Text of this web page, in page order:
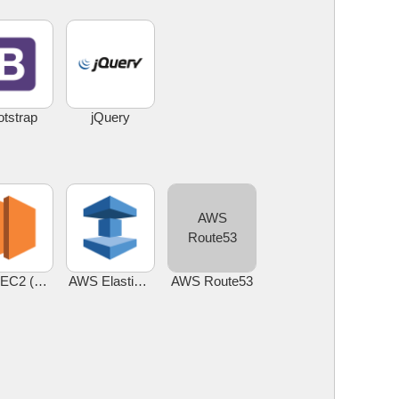
jQuery
AWS EC2 (Amazon EC2) AWS ElastiCache
AWS
Route53
AWS Route53